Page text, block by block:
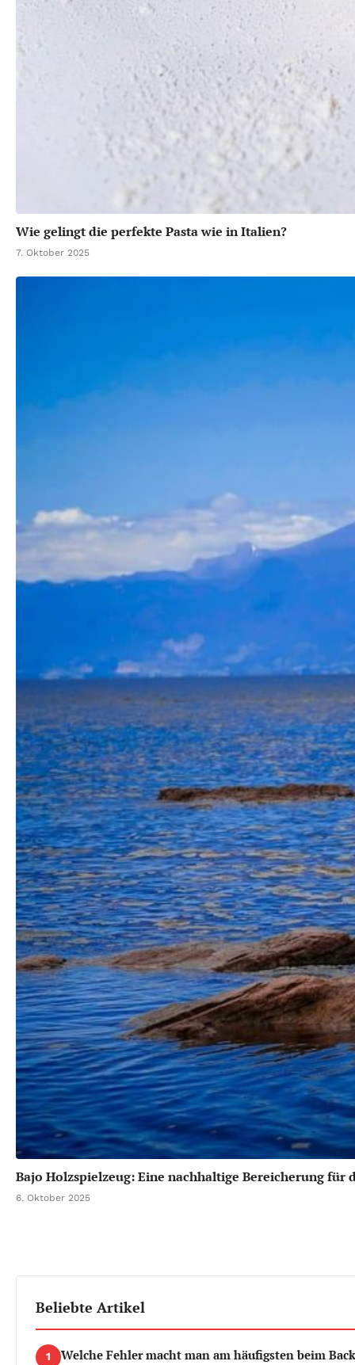
Wie gelingt die perfekte Pasta wie in Italien?
7. Oktober 2025
Bajo Holzspielzeug: Eine nachhaltige Bereicherung für
6. Oktober 2025
Beliebte Artikel
1 Welche Fehler macht man am häufigsten beim